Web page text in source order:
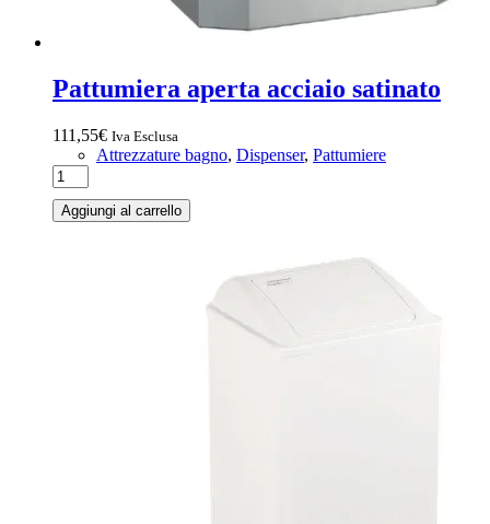
Pattumiera aperta acciaio satinato
111,55€ Iva Esclusa
Attrezzature bagno, Dispenser, Pattumiere
Aggiungi al carrello